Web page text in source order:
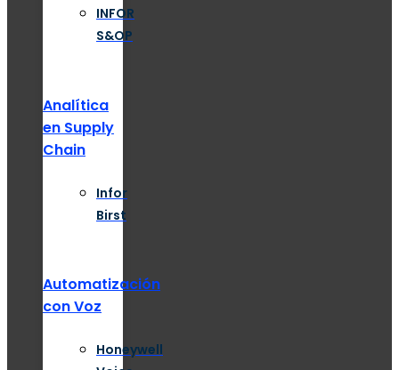
INFOR
S&OP
Analítica
en Supply
Chain
Infor
Birst
Automatización
con Voz
Honeywell